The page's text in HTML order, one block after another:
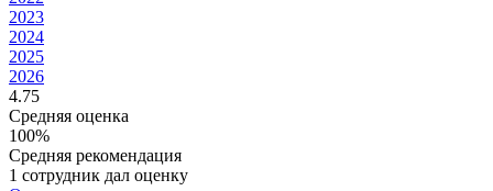
2023
2024
2025
2026
4.75
Средняя оценка
100%
Средняя рекомендация
1 сотрудник дал оценку